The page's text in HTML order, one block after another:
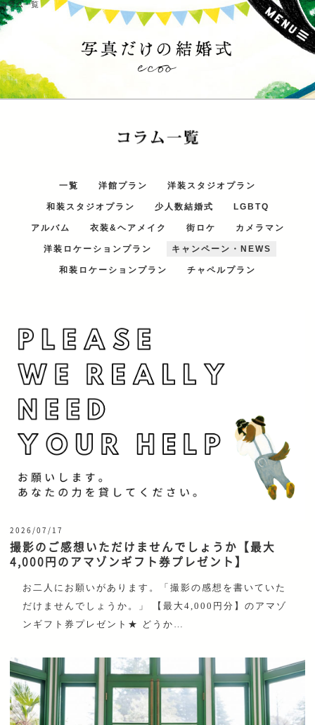
コラム一覧
一覧 洋館プラン 洋装スタジオプラン
和装スタジオプラン 少人数結婚式 LGBTQ
アルバム 衣装&ヘアメイク 街ロケ カメラマン
洋装ロケーションプラン キャンペーン・NEWS
和装ロケーションプラン チャペルプラン
2026/07/17
撮影のご感想いただけませんでしょうか【最大
4,000円のアマゾンギフト券プレゼント】
お二人にお願いがあります。「撮影の感想を書いていた
だけませんでしょうか。」 【最大4,000円分】のアマゾ
ンギフト券プレゼント★ どうか…